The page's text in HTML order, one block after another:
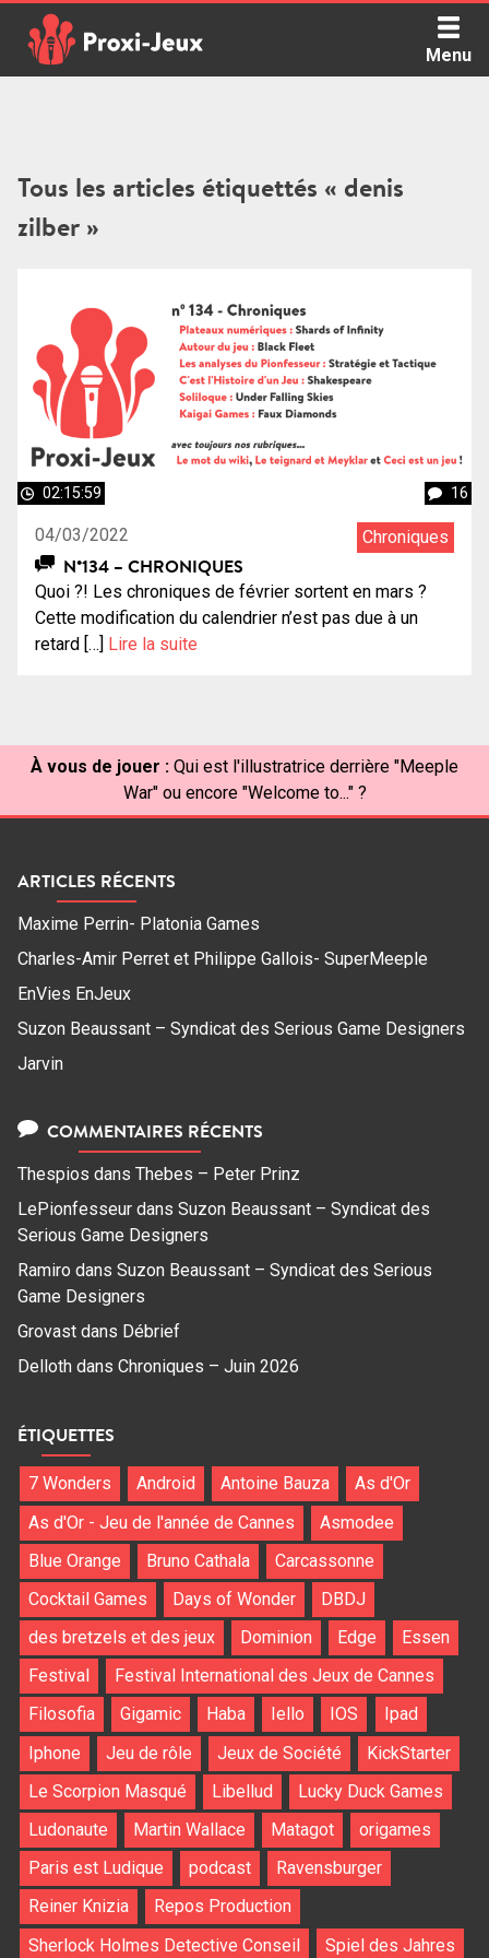
content
Menu
Tous les articles étiquettés « denis
zilber »
02:15:59 16
04/03/2022 Chroniques
N°134 – CHRONIQUES
Quoi ?! Les chroniques de février sortent en mars ?
Cette modification du calendrier n’est pas due à un
retard […] Lire la suite
À vous de jouer : Qui est l'illustratrice derrière "Meeple
War" ou encore "Welcome to..." ?
ARTICLES RÉCENTS
Maxime Perrin- Platonia Games
Charles-Amir Perret et Philippe Gallois- SuperMeeple
EnVies EnJeux
Suzon Beaussant – Syndicat des Serious Game Designers
Jarvin
COMMENTAIRES RÉCENTS
Thespios dans Thebes – Peter Prinz
LePionfesseur dans Suzon Beaussant – Syndicat des
Serious Game Designers
Ramiro dans Suzon Beaussant – Syndicat des Serious
Game Designers
Grovast dans Débrief
Delloth dans Chroniques – Juin 2026
ÉTIQUETTES
7 Wonders Android Antoine Bauza
As d'Or
As d'Or - Jeu de l'année de Cannes
Asmodee
Blue Orange
Bruno Cathala
Carcassonne
Cocktail Games
Days of Wonder
DBDJ
des bretzels et des jeux
Dominion Edge
Essen
Festival
Festival International des Jeux de Cannes
Filosofia
Gigamic Haba Iello IOS
Ipad
Iphone
Jeu de rôle Jeux de Société
KickStarter
Le Scorpion Masqué
Libellud
Lucky Duck Games
Ludonaute
Martin Wallace Matagot
origames
Paris est Ludique
podcast
Ravensburger
Reiner Knizia
Repos Production
Sherlock Holmes Detective Conseil
Spiel des Jahres